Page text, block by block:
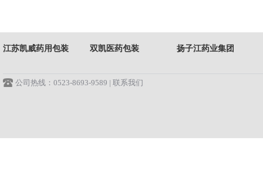
江苏凯威药用包装 双凯医药包装 扬子江药业集团
公司热线：0523-8693-9589 | 联系我们